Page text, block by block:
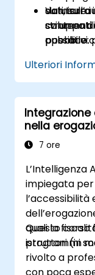
Valutare i
sviluppo
pubblico:
dati,
contenuti
operativi.
su misura
strumenti
possibile
Ulteriori
nella
7 ore
impiegata per
quali la
programmi
Questo
istruttori (in
rivolto a
con poca